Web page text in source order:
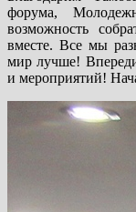
форума,
возможность
вместе. Все мы
мир лучше!
и мероприятий!